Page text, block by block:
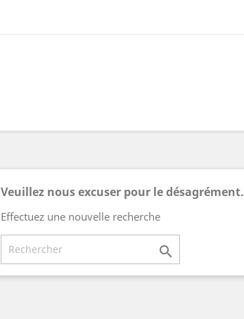
Veuillez nous excuser pour le désagrément.
Effectuez une nouvelle recherche
